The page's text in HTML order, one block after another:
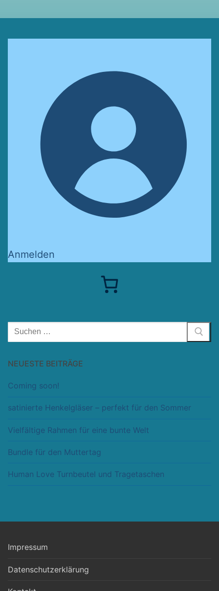
Anmelden
Suchen
nach:
NEUESTE BEITRÄGE
Coming soon!
satinierte Henkelgläser – perfekt für den Sommer
Vielfältige Rahmen für eine bunte Welt
Bundle für den Muttertag
Human Love Turnbeutel und Tragetaschen
Impressum
Datenschutzerklärung